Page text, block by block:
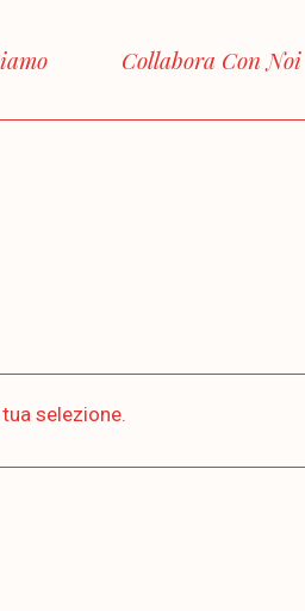
Collabora Con Noi
selezione.